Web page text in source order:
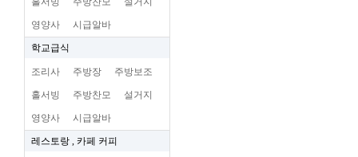
영양사 시급알바
학교급식
조리사 주방장 주방보조
홀서빙 주방찬모 설거지
영양사 시급알바
레스토랑 , 카페 커피